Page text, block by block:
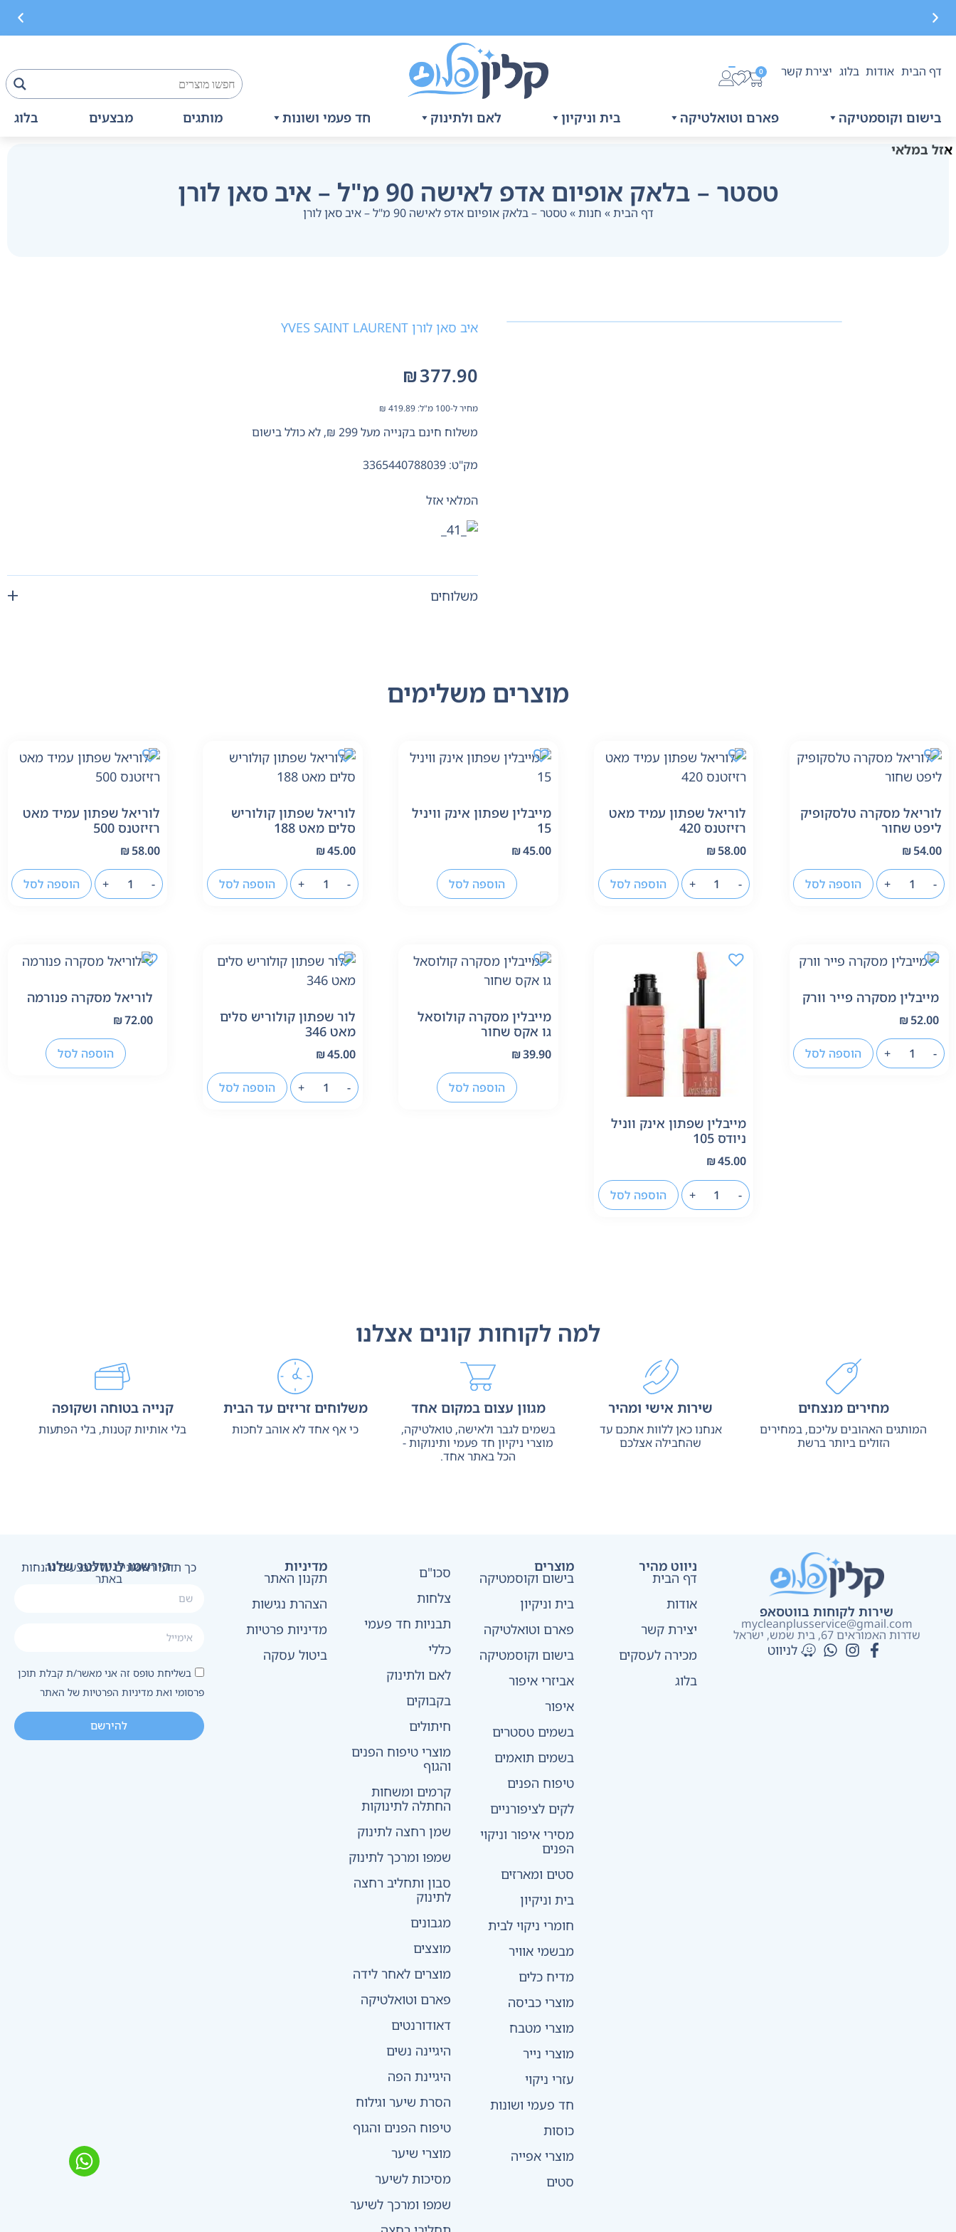
משלוח חינם בקנייה מעל 299 ₪, לא כולל בישוםדף הבית אודות בלוג יצירת קשר 0
בישום וקוסמטיקה פארם וטואלטיקה בית וניקיון לאם ולתינוק חד פעמי ושונות מותגים מבצעים
בלוג
אזל במלאי
טסטר – בלאק אופיום אדפ לאישה 90 מ"ל – איב סאן לורן
דף הבית» חנות»טסטר – בלאק אופיום אדפ לאישה 90 מ"ל – איב סאן לורן
איב סאן לורן YVES SAINT LAURENT
₪377.90
מחיר ל-100 מ"ל: ₪ 419.89
משלוח חינם בקנייה מעל 299 ₪, לא כולל בישום
מק"ט: 3365440788039
המלאי אזל
משלוחים
מוצרים משלימים
לוריאל מסקרה טלסקופיק
ליפט שחור
₪54.00
-
+ הוספה לסל
לוריאל שפתון עמיד מאט
רזיזטנס 420
₪58.00
-
+ הוספה לסל
מייבלין שפתון אינק וויניל
15
₪45.00
הוספה לסל
לוריאל שפתון קולוריש
סלים מאט 188
₪45.00
-
+ הוספה לסל
לוריאל שפתון עמיד מאט
רזיזטנס 500
₪58.00
-
+ הוספה לסל
מייבלין מסקרה פייר וורק
₪52.00
-
+ הוספה לסל
מייבלין שפתון אינק ווניל
ניודס 105
₪45.00
-
+ הוספה לסל
מייבלין מסקרה קולוסאל
גו אקס שחור
₪39.90
הוספה לסל
לור שפתון קולוריש סלים
מאט 346
₪45.00
-
+ הוספה לסל
לוריאל מסקרה פנורמה
₪72.00
הוספה לסל
למה לקוחות קונים אצלנו
מחירים מנצחים
המותגים האהובים עליכם, במחירים
הזולים ביותר ברשת
שירות אישי ומהיר
אנחנו כאן ללוות אתכם עד
שהחבילה אצלכם
מגוון עצום במקום אחד
בשמים לגבר ולאישה, טואלטיקה,
מוצרי ניקיון חד פעמי ותינוקות -
הכל באתר אחד.
משלוחים זריזים עד הבית
כי אף אחד לא אוהב לחכות
קנייה בטוחה ושקופה
בלי אותיות קטנות, בלי הפתעות
שירות לקוחות בווטסאפ
mycleanplusservice@gmail.com
שדרות האמוראים 67, בית שמש​, ישראל
לניווט
ניווט מהיר
דף הבית
אודות
יצירת קשר
מכירה לעסקים
בלוג
מוצרים
בישום וקוסמטיקה
בית וניקיון
פארם וטואלטיקה
בישום וקוסמטיקה
אביזרי איפור
איפור
בשמים טסטרים
בשמים תואמים
טיפוח הפנים
לקים לציפורניים
מסירי איפור וניקוי
הפנים
סטים ומארזים
בית וניקיון
חומרי ניקוי לבית
מבשמי אוויר
מדיח כלים
מוצרי כביסה
מוצרי מטבח
מוצרי נייר
עזרי ניקוי
חד פעמי ושונות
כוסות
מוצרי אפייה
סטים
סכו"ם
צלחות
תבניות חד פעמי
כללי
לאם ולתינוק
בקבוקים
חיתולים
מוצרי טיפוח הפנים
והגוף
קרמים ומשחות
החתלה לתינוקות
שמן רחצה לתינוק
שמפו ומרכך לתינוק
סבון ותחליב רחצה
לתינוק
מגבונים
מוצצים
מוצרים לאחר לידה
פארם וטואלטיקה
דאודורנטים
היגיינה נשים
היגיינת הפה
הסרת שיער וגילוח
טיפוח הפנים והגוף
מוצרי שיער
מסיכות לשיער
שמפו ומרכך לשיער
מדיניות
תקנון האתר
הצהרת נגישות
מדיניות פרטיות
ביטול עסקה
הירשמו לניוזלטר שלנו
כך תדעו ראשונים על מבצעים והנחות
באתר
בשליחת טופס זה אני מאשר/ת קבלת תוכן
פרסומי ואת מדיניות הפרטיות של האתר
להירשם